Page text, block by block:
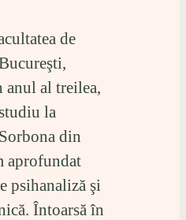
de
al treilea,
la
din
aprofundat
psihanaliză şi
Întoarsă în